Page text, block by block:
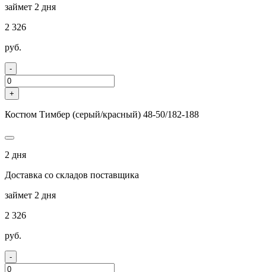
займет 2 дня
2 326
руб.
-
+
Костюм Тимбер (серый/красный) 48-50/182-188
2 дня
Доставка со складов поставщика
займет 2 дня
2 326
руб.
-